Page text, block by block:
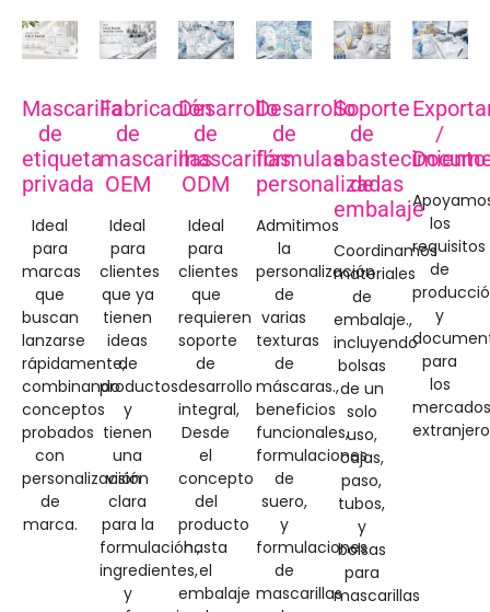
Mascarilla
de
etiqueta
privada
Ideal
para
marcas
que
buscan
lanzarse
rápidamente,
combinando
conceptos
probados
con
personalización
de
marca.
Fabricación
de
mascarillas
OEM
Ideal
para
clientes
que ya
tienen
ideas
de
productos
y
tienen
una
visión
clara
para la
formulación.,
ingredientes,
y
Desarrollo
de
mascarillas
ODM
Ideal
para
clientes
que
requieren
soporte
de
desarrollo
integral,
Desde
el
concepto
del
producto
hasta
el
embalaje
Desarrollo
de
fórmulas
personalizadas
Admitimos
la
personalización
de
varias
texturas
de
máscaras.,
beneficios
funcionales,
formulaciones
de
suero,
y
formulaciones
de
mascarillas
Soporte
de
abastecimiento
de
embalaje
Coordinamos
materiales
de
embalaje.,
incluyendo
bolsas
de un
solo
uso,
cajas,
paso,
tubos,
y
bolsas
para
mascarillas
/
los
requisitos
de
y
para
los
mercados